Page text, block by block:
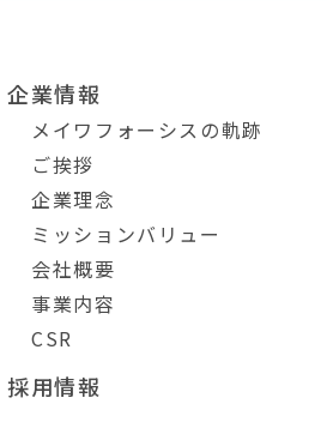
企業情報
メイワフォーシスの軌跡
ご挨拶
企業理念
ミッションバリュー
会社概要
事業内容
CSR
採用情報